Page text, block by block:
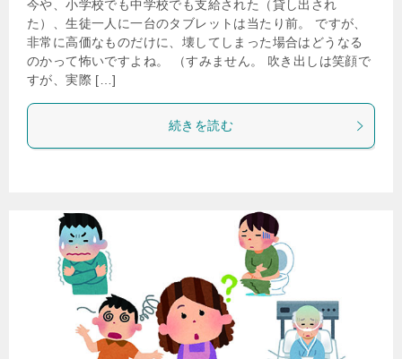
今や、小学校でも中学校でも支給された（貸し出され
た）、生徒一人に一台のタブレットは当たり前。 ですが、
非常に高価なものだけに、壊してしまった場合はどうなる
のかって怖いですよね。 （すみません。 吹き出しは笑顔で
すが、実際 […]
続きを読む